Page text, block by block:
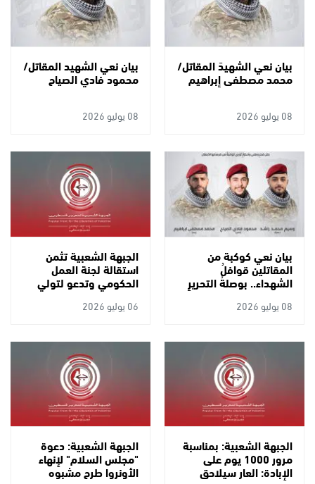
بيان نعي الشهيدَ المقاتل/
محمد مصطفى إبراهيم
08 يوليو 2026
بيان نعي الشهيد المقاتل/
محمود فادي الصياح
08 يوليو 2026
بيان نعي كوكبة من
المقاتلين قوافلُ
الشهداء.. بوصلةُ التحريرِ
والعودة08 يوليو 2026
الجبهة الشعبية تثمن
استقالة لجنة العمل
الحكومي وتدعو لتولي
اللجنة الوطنية مهامها
فوراً وتدين مماطلة
06 يوليو 2026
الجبهة الشعبية: بمناسبة
مرور 1000 يوم على
الإبادة: العار سيلاحق
الجبهة الشعبية: دعوة
"مجلس السلام" لإنهاء
الأونروا طرح مشبوه